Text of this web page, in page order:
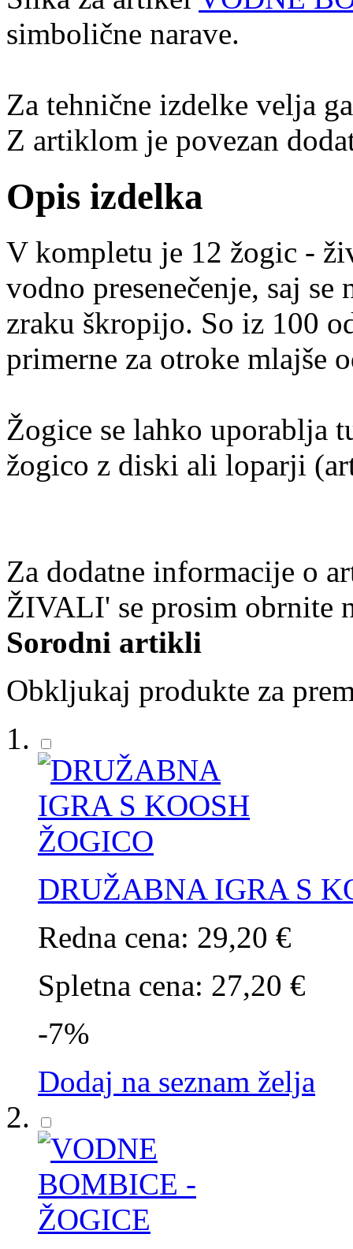
simbolične narave.
Za tehnične izdelke velja
Z artiklom je povezan
Opis izdelka
V kompletu je 12 žogic -
vodno presenečenje, saj
zraku škropijo. So iz 100
primerne za otroke mlajše
Žogice se lahko uporablja
žogico z diski ali loparji
Za dodatne informacije o
ŽIVALI' se prosim obrnite
Sorodni artikli
Obkljukaj produkte za
DRUŽABNA IGRA S
Redna cena: 29,20 €
Spletna cena: 27,20 €
-7%
Dodaj na seznam želja